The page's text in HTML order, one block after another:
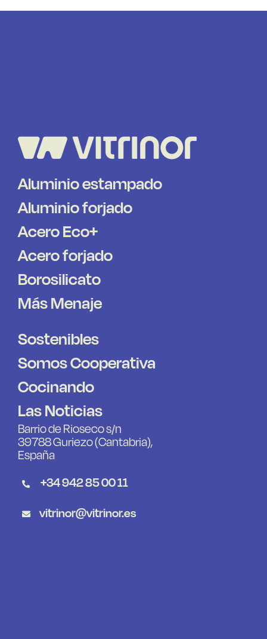
Aluminio estampado
Aluminio forjado
Acero Eco+
Acero forjado
Borosilicato
Más Menaje
Sostenibles
Somos Cooperativa
Cocinando
Las Noticias
Barrio de Rioseco s/n
39788 Guriezo (Cantabria),
España
+34 942 85 00 11
vitrinor@vitrinor.es